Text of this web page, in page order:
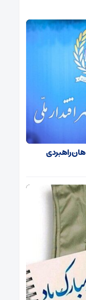
راهبردی